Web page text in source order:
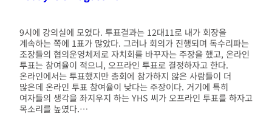
9시에 강의실에 모였다. 투표결과는 12대11로 내가 회장을
계속하는 쪽에 1표가 많았다. 그러나 회의가 진행되며 독수리파는
조장들의 협의운영체제로 자치회를 바꾸자는 주장을 했고, 온라인
투표는 참여율이 적으니, 오프라인 투표로 결정하자고 한다.
온라인에서는 투표했지만 총회에 참가하지 않은 사람들이 더
많은데 온라인 투표 참여율이 낮다는 주장이다. 거기에 특히
여자들의 생각을 좌지우지 하는 YHS 씨가 오프라인 투표를 하자고
목소리를 높였다.…